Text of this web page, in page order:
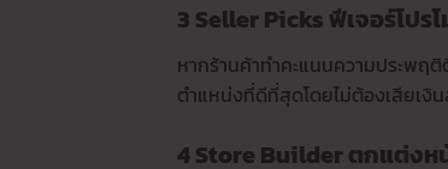
3 Seller Picks ฟีเจอร์โป
หากร้านค้าทำคะแนนความประพฤ
ตำแหน่งที่ดีที่สุดโดยไม่ต้องเสียเงิ
4 Store Builder ตกแต่งห